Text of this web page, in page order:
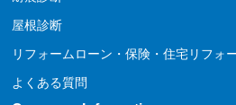
屋根診断
リフォームローン・保険・住宅リフォ
よくある質問